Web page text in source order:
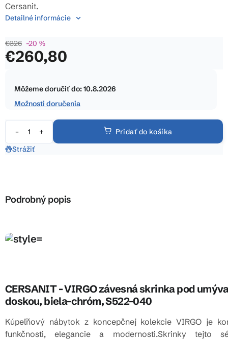
€326 –20 %
€260,80
cena:
Môžeme doručiť do:10.8.2026
Možnosti doručenia
Pridať do košíka
Cersanit.
Detailné informácie
Strážiť
Podrobný popis
CERSANIT - VIRGO závesná skrinka pod
doskou, biela-chróm, S522-040
Kúpeľňový nábytok z koncepčnej kolekcie VIRGO je
funkčnosti, elegancie a modernosti.Skrinky tejto